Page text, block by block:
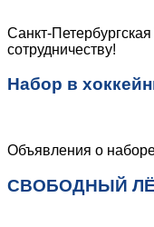
Санкт-
сотрудничеству!
Набор в
Объявления о
СВОБОДНЫЙ